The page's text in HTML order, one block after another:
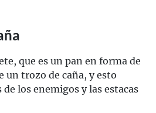
que es un pan en forma de
un trozo de caña, y esto
los enemigos y las estacas